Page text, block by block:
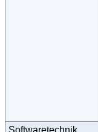
Softwaretechnik